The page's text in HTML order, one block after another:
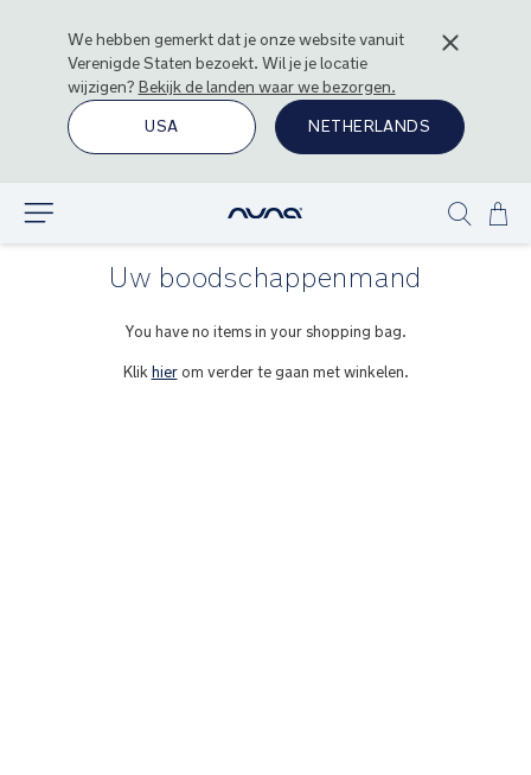
We hebben gemerkt dat je onze website vanuit
Verenigde Staten bezoekt. Wil je je locatie
wijzigen? Bekijk de landen waar we bezorgen.
USA
NETHERLANDS
Ga
Uw boodschappenmand
You have no items in your shopping bag.
Klikhierom verder te gaan met winkelen.